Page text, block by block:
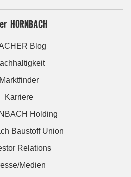
HORNBACH
Blog
Marktfinder
Karriere
Holding
Baustoff Union
Relations
Medien